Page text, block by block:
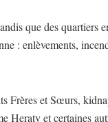
que des quartiers
: enlèvements,
Frères et Sœurs,
Heraty et certaines